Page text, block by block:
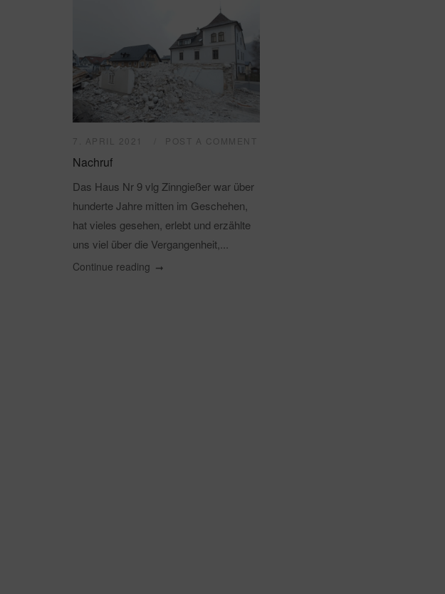
7. APRIL 2021 POST A COMMENT
Nachruf
Das Haus Nr 9 vlg Zinngießer war über
hunderte Jahre mitten im Geschehen,
hat vieles gesehen, erlebt und erzählte
uns viel über die Vergangenheit,...
Continue reading